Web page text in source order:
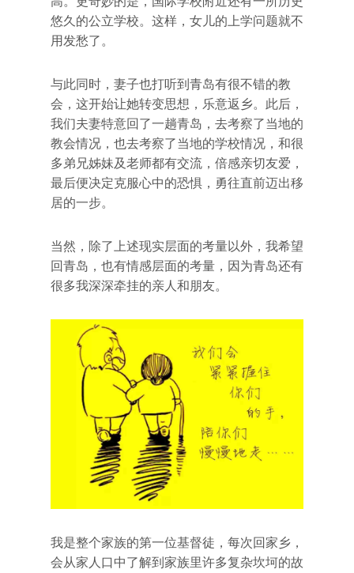
悠久的公立学校。这样，女儿的上学问题就不
用发愁了。
与此同时，妻子也打听到青岛有很不错的教
会，这开始让她转变思想，乐意返乡。此后，
我们夫妻特意回了一趟青岛，去考察了当地的
教会情况，也去考察了当地的学校情况，和很
多弟兄姊妹及老师都有交流，倍感亲切友爱，
最后便决定克服心中的恐惧，勇往直前迈出移
居的一步。
当然，除了上述现实层面的考量以外，我希望
回青岛，也有情感层面的考量，因为青岛还有
很多我深深牵挂的亲人和朋友。
我是整个家族的第一位基督徒，每次回家乡，
会从家人口中了解到家族里许多复杂坎坷的故